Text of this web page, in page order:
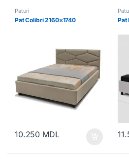
Paturi
Pat Colibri 2160×1740
10.250 MDL
Pat